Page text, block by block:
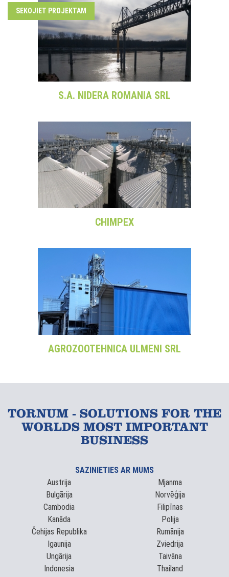
SEKOJIET PROJEKTAM
S.A. NIDERA ROMANIA SRL
CHIMPEX
AGROZOOTEHNICA ULMENI SRL
TORNUM - SOLUTIONS FOR THE
WORLDS MOST IMPORTANT
BUSINESS
SAZINIETIES AR MUMS
Austrija
Bulgārija
Cambodia
Kanāda
Čehijas Republika
Igaunija
Ungārija
Indonesia
Mjanma
Norvēģija
Filipīnas
Polija
Rumānija
Zviedrija
Taivāna
Thailand